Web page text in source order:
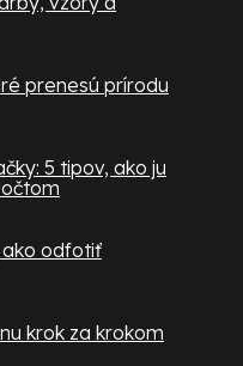
prenesú prírodu
5 tipov, ako ju
odfotiť
krok za krokom